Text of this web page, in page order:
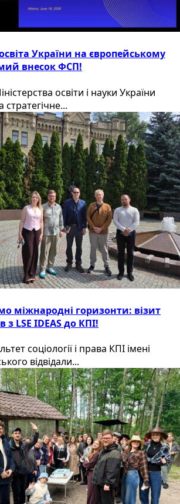
України на європейському
внесок ФСП!
освіти і науки України
стратегічне...
міжнародні горизонти: візит
з LSE IDEAS до КПІ!
соціології і права КПІ імені
відвідали...